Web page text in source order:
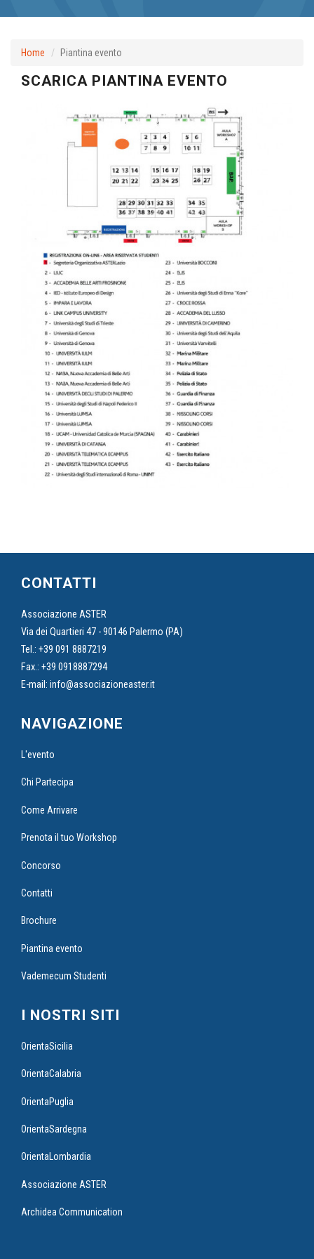
Home Piantina evento
SCARICA PIANTINA EVENTO
CONTATTI
Associazione ASTER
Via dei Quartieri 47 - 90146 Palermo (PA)
Tel.: +39 091 8887219
Fax.: +39 0918887294
E-mail: info@associazioneaster.it
NAVIGAZIONE
L'evento
Chi Partecipa
Come Arrivare
Prenota il tuo Workshop
Concorso
Contatti
Brochure
Piantina evento
Vademecum Studenti
I NOSTRI SITI
OrientaSicilia
OrientaCalabria
OrientaPuglia
OrientaSardegna
OrientaLombardia
Associazione ASTER
Archidea Communication